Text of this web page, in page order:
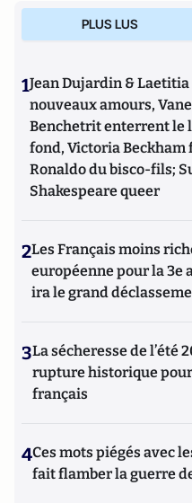
PLUS LUS
1Jean Dujardin &
nouveaux amours,
Benchetrit enterrent le
fond, Victoria
Ronaldo du bisco-fils;
Shakespeare queer
2Les Français moins
européenne pour la 3e
ira le grand
3La sécheresse de l’été
rupture historique
français
4Ces mots piégés avec
fait flamber la guerre